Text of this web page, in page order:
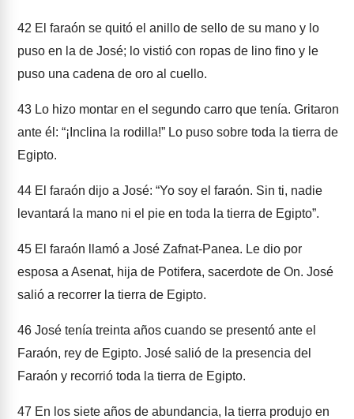
42 El faraón se quitó el anillo de sello de su mano y lo
puso en la de José; lo vistió con ropas de lino fino y le
puso una cadena de oro al cuello.
43 Lo hizo montar en el segundo carro que tenía. Gritaron
ante él: “¡Inclina la rodilla!” Lo puso sobre toda la tierra de
Egipto.
44 El faraón dijo a José: “Yo soy el faraón. Sin ti, nadie
levantará la mano ni el pie en toda la tierra de Egipto”.
45 El faraón llamó a José Zafnat-Panea. Le dio por
esposa a Asenat, hija de Potifera, sacerdote de On. José
salió a recorrer la tierra de Egipto.
46 José tenía treinta años cuando se presentó ante el
Faraón, rey de Egipto. José salió de la presencia del
Faraón y recorrió toda la tierra de Egipto.
47 En los siete años de abundancia, la tierra produjo en